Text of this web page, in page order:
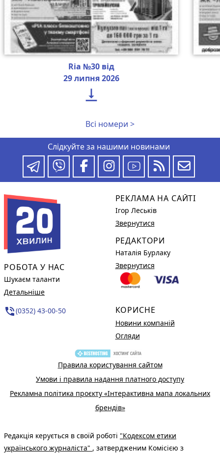
Ria №30 від
29 липня 2026

Всі номери >
Слідкуйте за нашими новинами
РОБОТА У НАС
Шукаєм таланти
Детальніше
phone_in_talk(0352) 43-00-50
РЕКЛАМА НА САЙТІ
Ігор Леськів
Звернутися
РЕДАКТОРИ
Наталія Бурлаку
Звернутися
КОРИСНЕ
Новини компаній
Огляди
Правила користування сайтом
Умови і правила надання платного доступу
Рекламна політика проєкту «Інтерактивна мапа локальних
брендів»
Редакція керується в своїй роботі "Кодексом етики
українського журналіста" , затвердженим Комісією з